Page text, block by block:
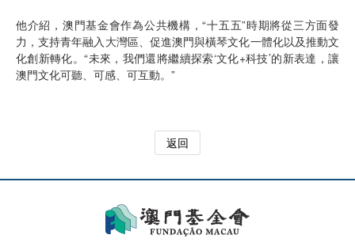
他介紹，澳門基金會作為公共機構，“十五五”時期將從三方面發
力，支持青年融入大灣區、促進澳門與橫琴文化一體化以及推動文
化創新轉化。“未來，我們還將繼續探索‘文化+科技’的新表達，讓
澳門文化可聽、可感、可互動。”
返回